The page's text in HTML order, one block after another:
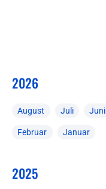
2026
August Juli Juni
Februar Januar
2025